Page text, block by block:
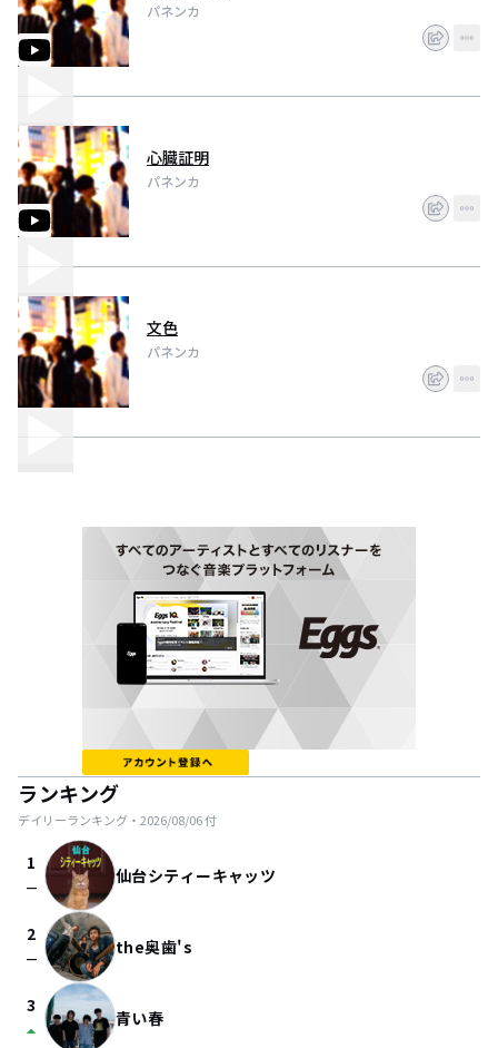
パネンカ
心臓証明
パネンカ
文色
パネンカ
ランキング
デイリーランキング・ 2026/08/06付
1
check_indeterminate_small 仙台シティーキャッツ
2
check_indeterminate_small the奥歯's
3
arrow_drop_up 青い春